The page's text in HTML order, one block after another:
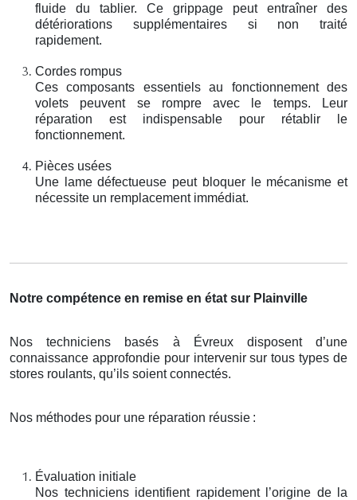
fluide du tablier. Ce grippage peut entraîner des
détériorations supplémentaires si non traité
rapidement.
Cordes rompus
Ces composants essentiels au fonctionnement des
volets peuvent se rompre avec le temps. Leur
réparation est indispensable pour rétablir le
fonctionnement.
Pièces usées
Une lame défectueuse peut bloquer le mécanisme et
nécessite un remplacement immédiat.
Notre compétence en remise en état sur Plainville
Nos techniciens basés à Évreux disposent d’une
connaissance approfondie pour intervenir sur tous types de
stores roulants, qu’ils soient connectés.
Nos méthodes pour une réparation réussie :
Évaluation initiale
Nos techniciens identifient rapidement l’origine de la